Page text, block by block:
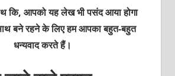
कि, आपको यह लेख भी पसंद आया होगा
बने रहने के लिए हम आपका बहुत-बहुत
धन्यवाद करते हैं।